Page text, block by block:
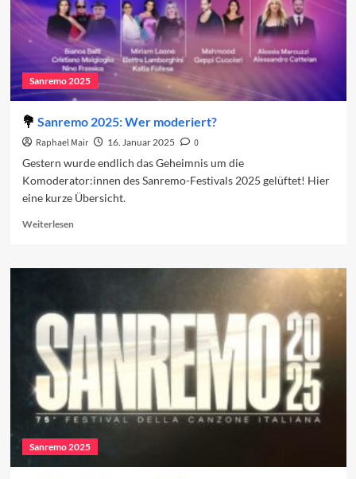
Sanremo 2025
Sanremo 2025: Wer moderiert?
Raphael Mair 16. Januar 2025
0
Gestern wurde endlich das Geheimnis um die
Komoderator:innen des Sanremo-Festivals 2025 gelüftet! Hier
eine kurze Übersicht.
WeiterlesenRead
Sanremo
moderiert?
Sanremo 2025